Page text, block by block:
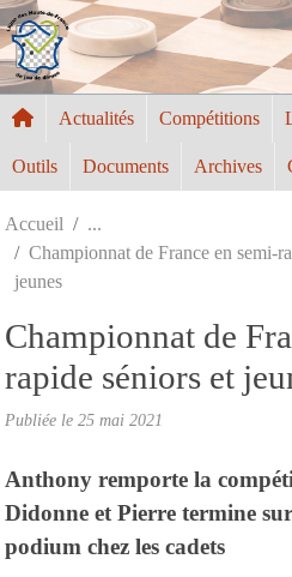
Actualités Compétitions
Outils Documents Archives
Accueil
Championnat de France en semi-
jeunes
Championnat de
rapide séniors et
Publiée le 25 mai 2021
Anthony remporte la
Didonne et Pierre termine
podium chez les cadets
Panneau de gestion des cookies